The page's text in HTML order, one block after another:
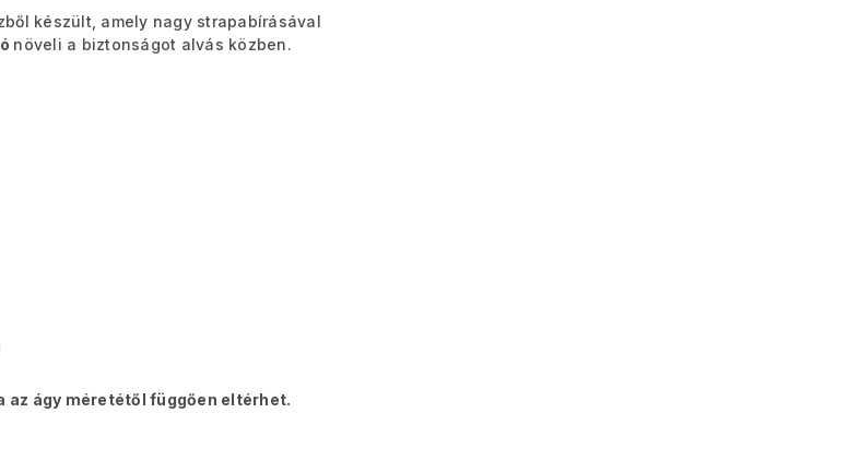
készült, amely nagy strapabírásával
növeli a biztonságot alvás közben.
ágy méretétől függően eltérhet.